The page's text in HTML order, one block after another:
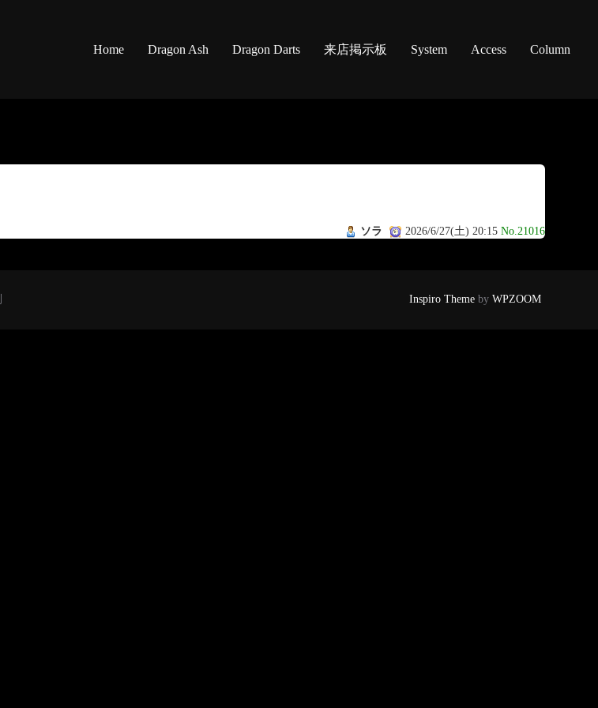
Home Dragon Ash Dragon Darts 来店掲示板 System Access Column
ソラ 2026/6/27(土) 20:15 No.21016
Inspiro Theme by WPZOOM